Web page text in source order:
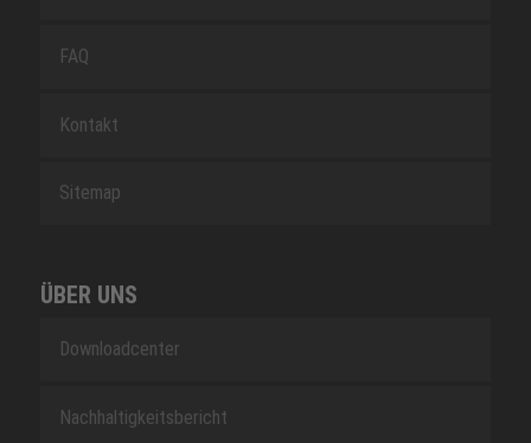
FAQ
Kontakt
Sitemap
ÜBER UNS
Downloadcenter
Nachhaltigkeitsbericht